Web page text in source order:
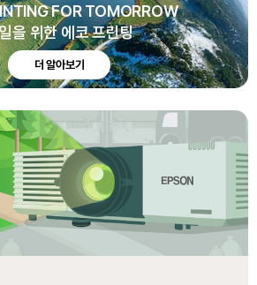
FOR TOMORROW
을 위한 에코 프린팅
더 알아보기